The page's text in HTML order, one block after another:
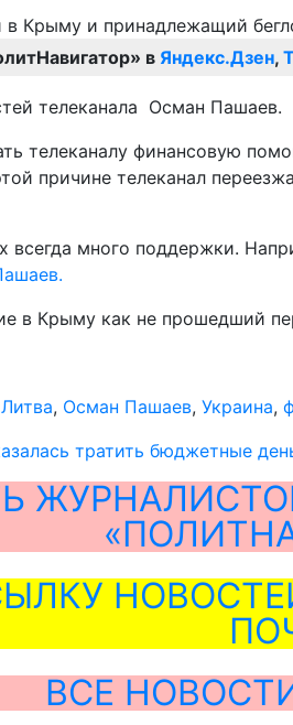
в Яндекс.Дзен,
телеканала Осман Пашаев.
телеканалу финансовую
причине телеканал
всегда много поддержки.
в Крыму как не прошедший
Литва, Осман Пашаев, Украина,
тратить бюджетные
ВСЕ